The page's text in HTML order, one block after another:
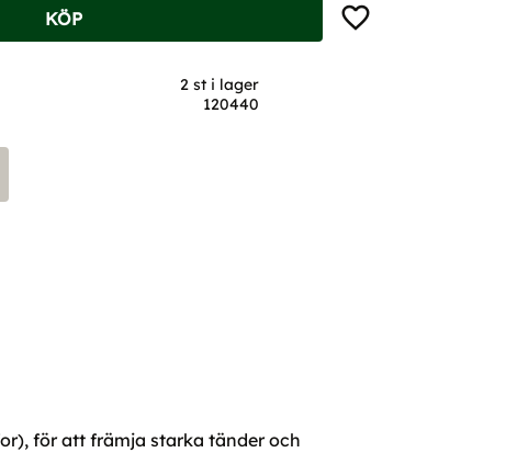
KÖP Lägg till i favoriter
2 st i lager
120440
för att främja starka tänder och